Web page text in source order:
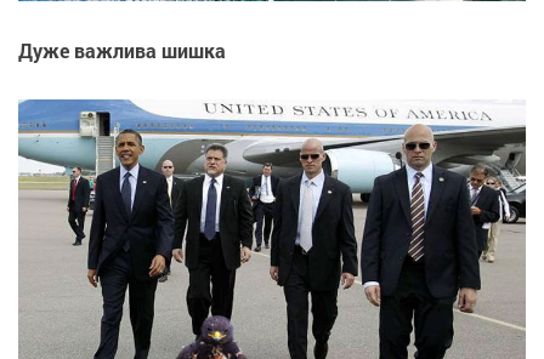
Дуже важлива шишка